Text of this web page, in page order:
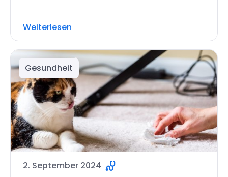
Weiterlesen
Gesundheit
2. September 2024